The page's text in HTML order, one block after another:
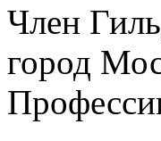
Член
город